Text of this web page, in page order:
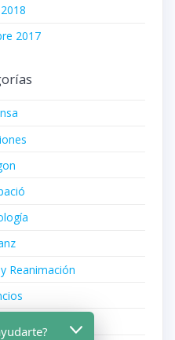
2017
Reanimación